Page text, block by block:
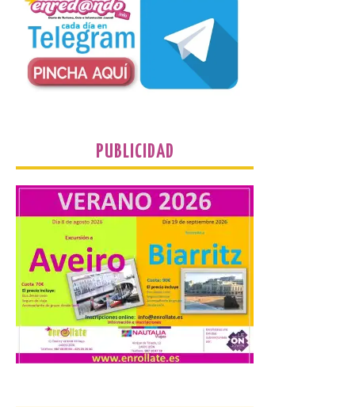
Un Bien de Interés
Cultural abandonado
desde 1949. Los
procuradores leonesistas
plantean que la Junta
contacte cuanto antes con los
propietarios para exigirles medidas
La Universidad de León
distribuye folletos con la
programación del evento
del eclipse solar que
organiza con la ESA y el
Ayuntamiento
7 Ago 2026
Los materiales ya pueden
recogerse gratuitamente
PUBLICIDAD